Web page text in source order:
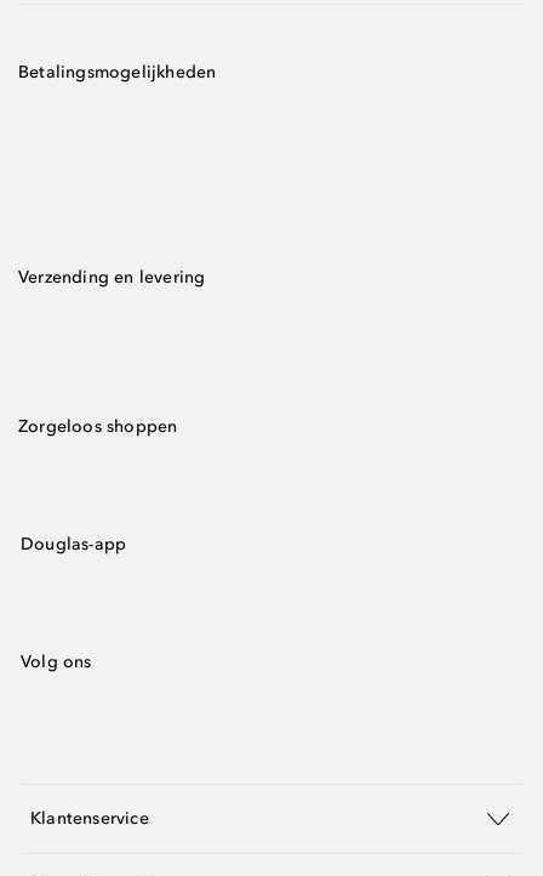
Betalingsmogelijkheden
Verzending en levering
Zorgeloos shoppen
Douglas-app
Volg ons
Klantenservice